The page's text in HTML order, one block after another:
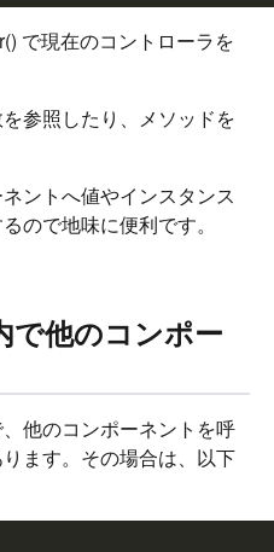
で現在のコントローラを
参照したり、メソッドを
ントへ値やインスタンス
ので地味に便利です。
で他のコンポー
他のコンポーネントを呼
ます。その場合は、以下